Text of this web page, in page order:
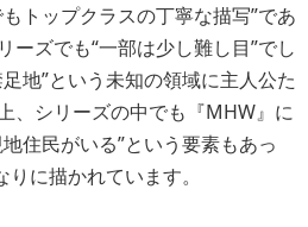
トップクラスの丁寧な描写”であ
ーズでも“一部は少し難し目”でし
地”という未知の領域に主人公た
、シリーズの中でも『MHW』に
住民がいる”という要素もあっ
に描かれています。